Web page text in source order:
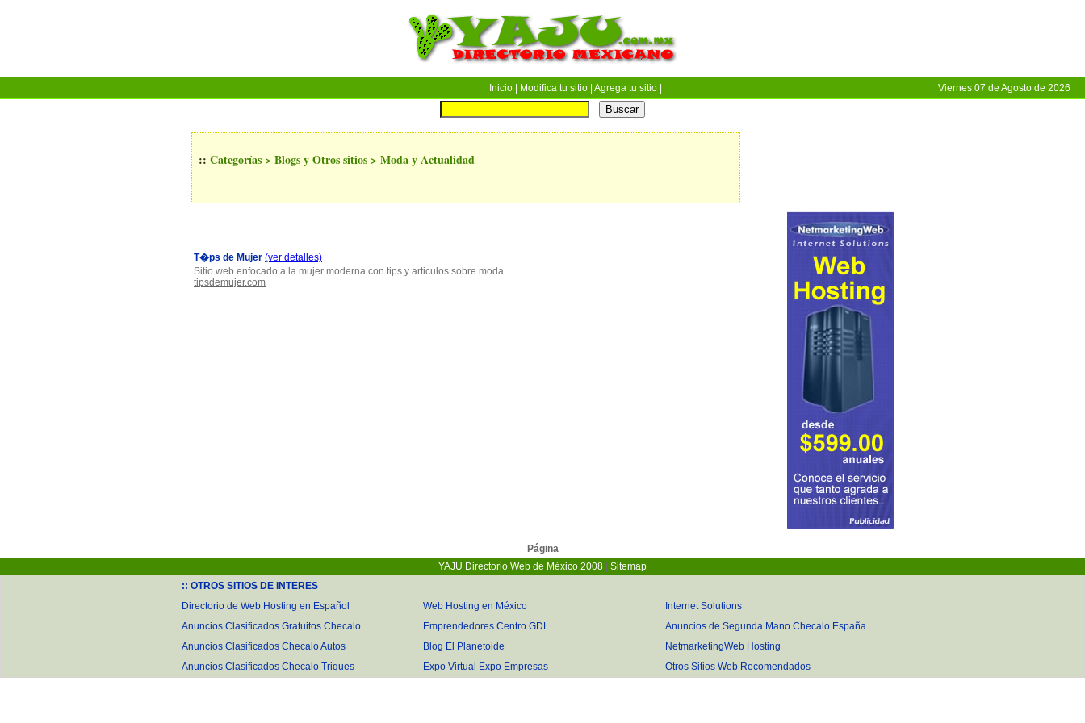
Inicio | Modifica tu sitio | Agrega tu sitio Viernes 07 de Agosto de 2026
:: Categorías > Blogs y Otros sitios > Moda y Actualidad
T�ps de Mujer (ver detalles)
Sitio web enfocado a la mujer moderna con tips y articulos sobre moda..
tipsdemujer.com
Página
YAJU Directorio Web de México 2008
Sitemap
:: OTROS SITIOS DE INTERES
Directorio de Web Hosting en Español
Web Hosting en México
Internet Solutions
Anuncios Clasificados Gratuitos Checalo
Emprendedores Centro GDL
Anuncios de Segunda Mano Checalo España
Anuncios Clasificados Checalo Autos
Blog El Planetoide
NetmarketingWeb Hosting
Anuncios Clasificados Checalo Triques
Expo Virtual Expo Empresas Otros Sitios Web Recomendados